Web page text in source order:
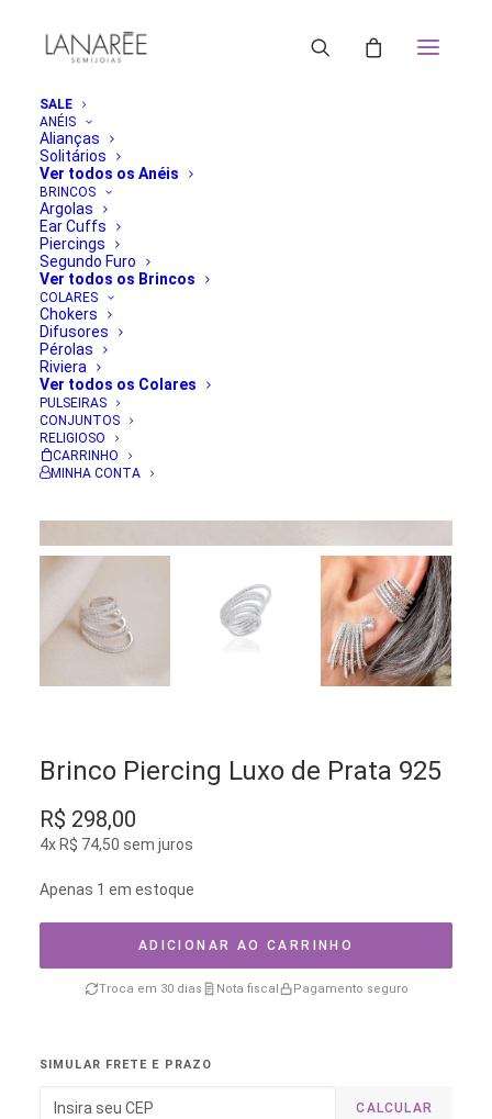
SALE
ANÉIS
Alianças
Solitários
Ver todos os Anéis
BRINCOS
Argolas
Ear Cuffs
Piercings
Segundo Furo
Ver todos os Brincos
COLARES
Chokers
Difusores
Pérolas
Riviera
Ver todos os Colares
PULSEIRAS
CONJUNTOS
RELIGIOSO
CARRINHO
MINHA CONTA
Brinco Piercing Luxo de Prata 925
R$ 298,00
4x R$ 74,50 sem juros
Apenas 1 em estoque
ADICIONAR AO CARRINHO
Troca em 30 dias Nota fiscal Pagamento seguro
SIMULAR FRETE E PRAZO
CALCULAR